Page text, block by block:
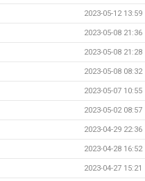
2023-05-12 13:59
2023-05-08 21:36
2023-05-08 21:28
2023-05-08 08:32
2023-05-07 10:55
2023-05-02 08:57
2023-04-29 22:36
2023-04-28 16:52
2023-04-27 15:21